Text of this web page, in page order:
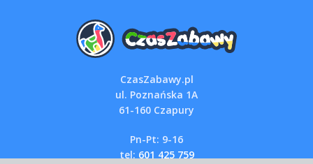
CzasZabawy.pl
ul. Poznańska 1A
61-160 Czapury
Pn-Pt: 9-16
tel: 601 425 759